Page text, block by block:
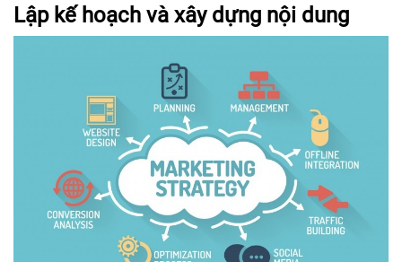
Lập kế hoạch và xây dựng nội dung